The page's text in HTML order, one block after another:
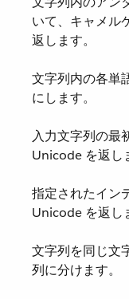
いて、キャメル
返します。
文字列内の各単
にします。
入力文字列の最
Unicode を返し
指定されたイン
Unicode を返し
文字列を同じ文
列に分けます。